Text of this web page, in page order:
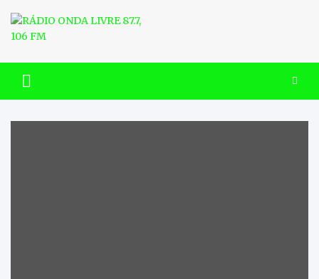
content
RÁDIO ONDA LIVRE 87.7, 106
FM